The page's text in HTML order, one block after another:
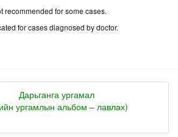
recommended for some cases.
for cases diagnosed by doctor.
Дарьганга ургамал
ургамлын альбом – лавлах)